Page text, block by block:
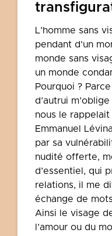
L’homme sans
pendant d’un
monde sans
un monde
Pourquoi ?
d’autrui
nous le rappelait
Emmanuel
par sa
nudité offerte,
d’essentiel, qui
relations, il me
échange de
Ainsi le visage
l’amour ou du